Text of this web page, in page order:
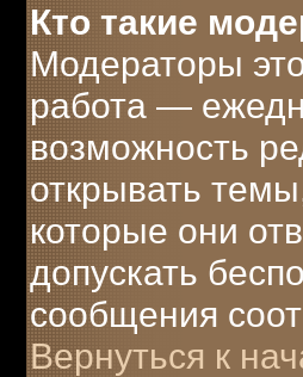
Кто такие
Модераторы
работа —
возможность
открывать
которые они
допускать
сообщения
Вернуться к